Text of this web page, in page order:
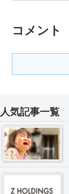
コメント
人気記事一覧